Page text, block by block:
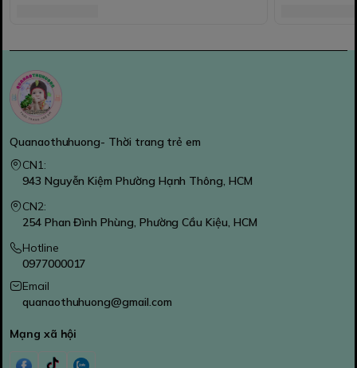
Quanaothuhuong- Thời trang trẻ em
CN1:
943 Nguyễn Kiệm Phường Hạnh Thông, HCM
CN2:
254 Phan Đình Phùng, Phường Cầu Kiệu, HCM
Hotline
0977000017
Email
quanaothuhuong@gmail.com
Mạng xã hội